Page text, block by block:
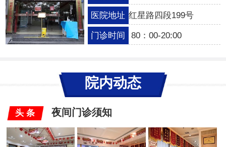
医院地址 红星路四段199号
门诊时间 80：00-20:00
院内动态
头 条 夜间门诊须知